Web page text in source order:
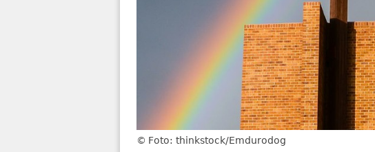
Foto: thinkstock/Emdurodog